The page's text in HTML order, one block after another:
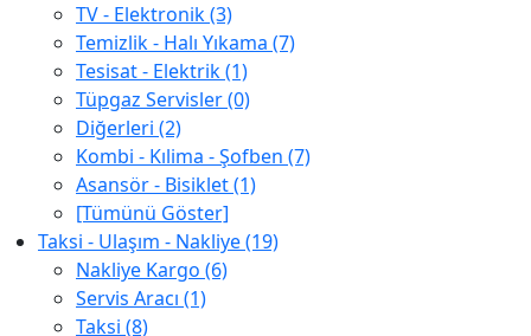
TV - Elektronik (3)
Temizlik - Halı Yıkama (7)
Tesisat - Elektrik (1)
Tüpgaz Servisler (0)
Diğerleri (2)
Kombi - Kılima - Şofben (7)
Asansör - Bisiklet (1)
[Tümünü Göster]
Taksi - Ulaşım - Nakliye (19)
Nakliye Kargo (6)
Servis Aracı (1)
Taksi (8)